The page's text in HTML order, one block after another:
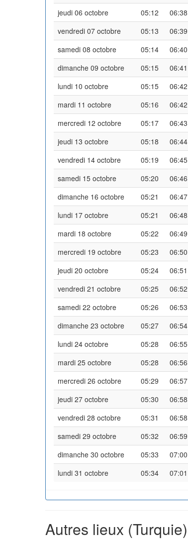
jeudi 06 octobre
05:12 06:38
vendredi 07 octobre
05:13 06:39
samedi 08 octobre
05:14 06:40
dimanche 09 octobre
05:15 06:41
lundi 10 octobre
05:15 06:42
mardi 11 octobre
05:16 06:42
mercredi 12 octobre
05:17 06:43
jeudi 13 octobre
05:18 06:44
vendredi 14 octobre
05:19 06:45
samedi 15 octobre
05:20 06:46
dimanche 16 octobre
05:21 06:47
lundi 17 octobre
05:21 06:48
mardi 18 octobre
05:22 06:49
mercredi 19 octobre
05:23 06:50
jeudi 20 octobre
05:24 06:51
vendredi 21 octobre
05:25 06:52
samedi 22 octobre
05:26 06:53
dimanche 23 octobre
05:27 06:54
lundi 24 octobre
05:28 06:55
mardi 25 octobre
05:28 06:56
mercredi 26 octobre
05:29 06:57
jeudi 27 octobre
05:30 06:58
vendredi 28 octobre
05:31 06:58
samedi 29 octobre
05:32 06:59
dimanche 30 octobre
05:33 07:00
lundi 31 octobre
05:34 07:01
Autres lieux (Turquie)